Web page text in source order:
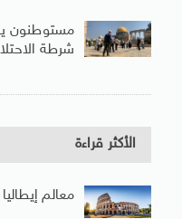
مستوطنون
شرطة
الأكثر قراءة
معالم